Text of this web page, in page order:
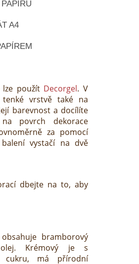
A4
použít Decorgel. V
vrstvě také na
barevnost a docílíte
na povrch dekorace
za pomocí
vystačí na dvě
dbejte na to, aby
bramborový
Krémový je s
cukru, má přírodní